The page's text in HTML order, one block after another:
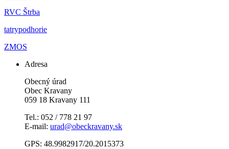
RVC Štrba
tatrypodhorie
ZMOS
Adresa
Obecný úrad
Obec Kravany
059 18 Kravany 111
Tel.: 052 / 778 21 97
E-mail: urad@obeckravany.sk
GPS: 48.9982917/20.2015373